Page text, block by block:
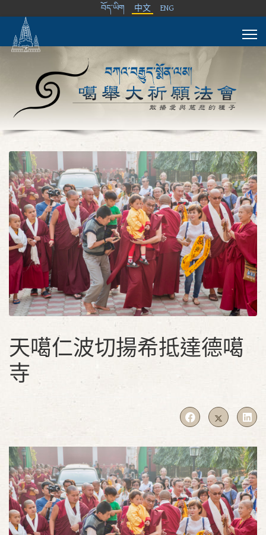
བོད་ཡིག 中文 ENG
天噶仁波切揚希抵達德噶
寺